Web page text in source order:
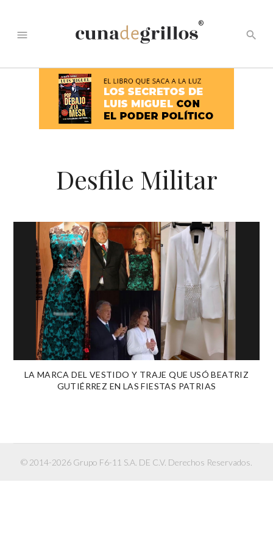
menu
®
search
Desfile Militar
LA MARCA DEL VESTIDO Y TRAJE QUE USÓ BEATRIZ
GUTIÉRREZ EN LAS FIESTAS PATRIAS
© 2014-2026 Grupo F6-11 S.A. DE C.V. Derechos Reservados.